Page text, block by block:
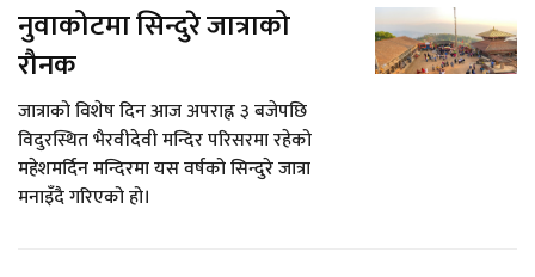
नुवाकोटमा सिन्दुरे जात्राको
रौनक
जात्राको विशेष दिन आज अपराह्न ३ बजेपछि
विदुरस्थित भैरवीदेवी मन्दिर परिसरमा रहेको
महेशमर्दिन मन्दिरमा यस वर्षको सिन्दुरे जात्रा
मनाइँदै गरिएको हो।